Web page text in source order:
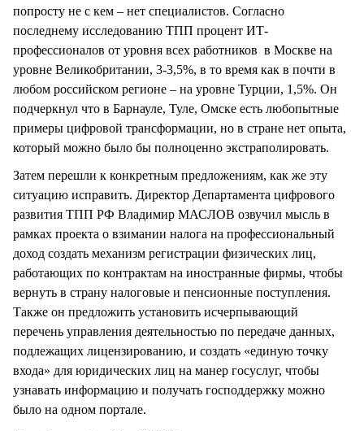
попросту не с кем – нет специалистов. Согласно
последнему исследованию ТПП процент ИТ-
профессионалов от уровня всех работников в Москве на
уровне Великобритании, 3-3,5%, в то время как в почти в
любом российском регионе – на уровне Турции, 1,5%. Он
подчеркнул что в Барнауле, Туле, Омске есть любопытные
примеры цифровой трансформации, но в стране нет опыта,
который можно было бы полноценно экстраполировать.
Затем перешли к конкретным предложениям, как же эту
ситуацию исправить. Директор Департамента цифрового
развития ТПП РФ Владимир МАСЛОВ озвучил мысль в
рамках проекта о взимании налога на профессиональный
доход создать механизм регистрации физических лиц,
работающих по контрактам на иностранные фирмы, чтобы
вернуть в страну налоговые и пенсионные поступления.
Также он предложить установить исчерпывающий
перечень управления деятельностью по передаче данных,
подлежащих лицензированию, и создать «единую точку
входа» для юридических лиц на манер госуслуг, чтобы
узнавать информацию и получать господдержку можно
было на одном портале.